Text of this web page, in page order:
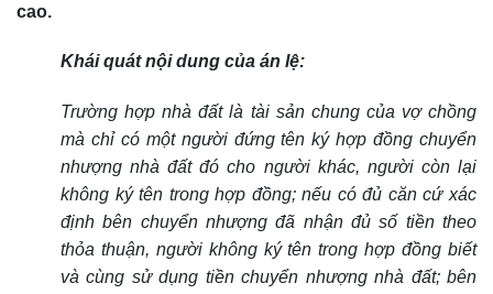
cao.
Khái quát nội dung của án lệ:
Trường hợp nhà đất là tài sản chung của vợ chồng
mà chỉ có một người đứng tên ký hợp đồng chuyển
nhượng nhà đất đó cho người khác, người còn lại
không ký tên trong hợp đồng; nếu có đủ căn cứ xác
định bên chuyển nhượng đã nhận đủ số tiền theo
thỏa thuận, người không ký tên trong hợp đồng biết
và cùng sử dụng tiền chuyển nhượng nhà đất; bên